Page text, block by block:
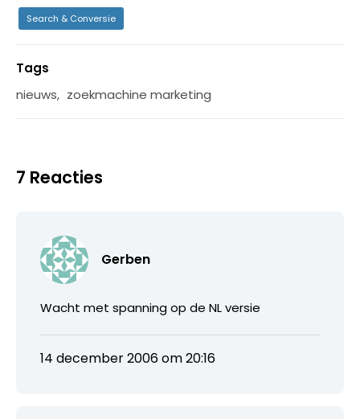
Search & Conversie
Tags
nieuws, zoekmachine marketing
7 Reacties
Gerben
Wacht met spanning op de NL versie
14 december 2006 om 20:16